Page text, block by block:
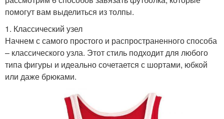
помогут вам выделиться из толпы.
1. Классический узел
Начнем с самого простого и распространенного способа
– классического узла. Этот стиль подходит для любого
типа фигуры и идеально сочетается с шортами, юбкой
или даже брюками.